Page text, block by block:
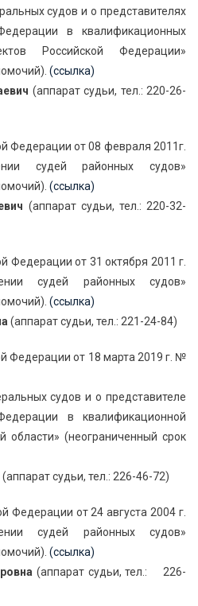
судов и о представителях
в квалификационных
Российской Федерации»
(ссылка)
(аппарат судьи, тел.: 220-26-
Федерации от 08 февраля 2011г.
судей районных судов»
(ссылка)
(аппарат судьи, тел.: 220-32-
Федерации от 31 октября 2011 г.
судей районных судов»
(ссылка)
(аппарат судьи, тел.: 221-24-84)
Федерации от 18 марта 2019 г. №
судов и о представителе
в квалификационной
области» (неограниченный срок
(аппарат судьи, тел.: 226-46-72)
Федерации от 24 августа 2004 г.
судей районных судов»
(ссылка)
(аппарат судьи, тел.: 226-